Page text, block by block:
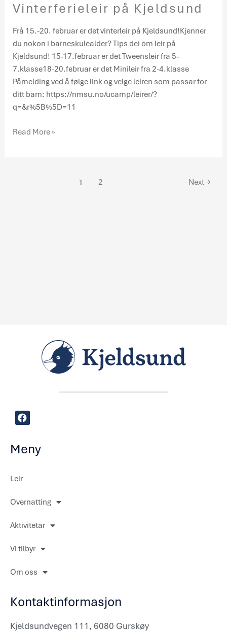
Vinterferieleir på Kjeldsund
Frå 15.-20. februar er det vinterleir på Kjeldsund!Kjenner
du nokon i barneskulealder? Tips dei om leir på
Kjeldsund! 15-17.februar er det Tweensleir fra 5-
7.klasse18-20.februar er det Minileir fra 2-4.klasse
Påmelding ved å følge link og velge leiren som passar for
ditt barn: https://nmsu.no/ucamp/leirer/?
q=&r%5B%5D=11
Read More »
1 2 Next→
F
a
b
k
Meny
Leir
Overnatting
Aktivitetar
Vi tilbyr
Om oss
Kontaktinformasjon
Kjeldsundvegen 111, 6080 Gurskøy